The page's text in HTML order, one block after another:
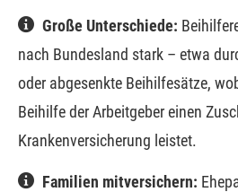
Große Unterschiede:
nach Bundesland stark – etwa
oder abgesenkte Beihilfesätze,
Beihilfe der Arbeitgeber einen
Kranken­ver­si­che­rung leistet.
Familien mitver­sichern: